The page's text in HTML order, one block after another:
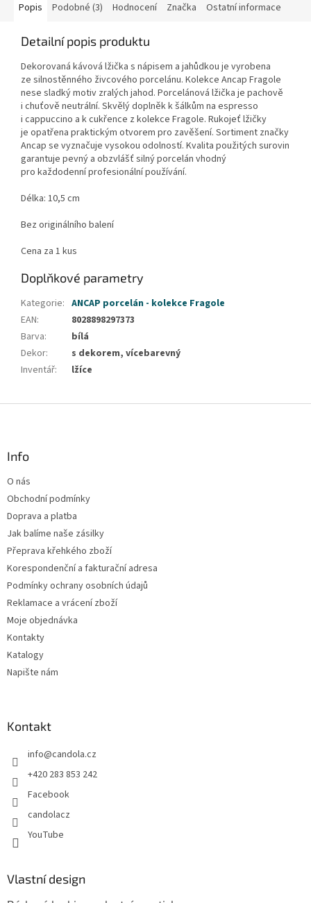
Popis Podobné (3) Hodnocení Značka Ostatní informace
Detailní popis produktu
Dekorovaná kávová lžička s nápisem a jahůdkou je vyrobena
ze silnostěnného živcového porcelánu. Kolekce Ancap Fragole
nese sladký motiv zralých jahod. Porcelánová lžička je pachově
i chuťově neutrální. Skvělý doplněk k šálkům na espresso
i cappuccino a k cukřence z kolekce Fragole. Rukojeť lžičky
je opatřena praktickým otvorem pro zavěšení. Sortiment značky
Ancap se vyznačuje vysokou odolností. Kvalita použitých surovin
garantuje pevný a obzvlášť silný porcelán vhodný
pro každodenní profesionální používání.
Délka: 10,5 cm
Bez originálního balení
Cena za 1 kus
Doplňkové parametry
Kategorie: ANCAP porcelán - kolekce Fragole
EAN:
8028898297373
Barva:
bílá
Dekor:
s dekorem, vícebarevný
Inventář: lžíce
Info
O nás
Obchodní podmínky
Doprava a platba
Jak balíme naše zásilky
Přeprava křehkého zboží
Korespondenční a fakturační adresa
Podmínky ochrany osobních údajů
Reklamace a vrácení zboží
Moje objednávka
Kontakty
Katalogy
Napište nám
Kontakt
info@candola.cz
+420 283 853 242
Facebook
candolacz
YouTube
Vlastní design